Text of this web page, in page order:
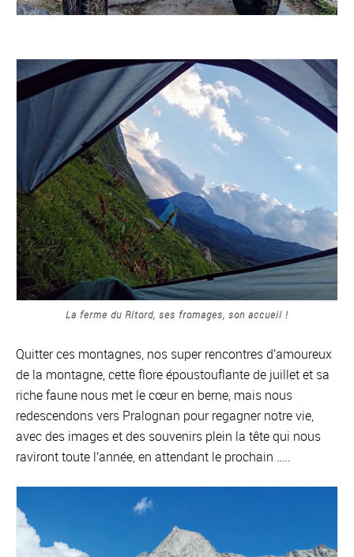
La ferme du Ritord, ses fromages, son accueil !
Quitter ces montagnes, nos super rencontres d’amoureux
de la montagne, cette flore époustouflante de juillet et sa
riche faune nous met le cœur en berne, mais nous
redescendons vers Pralognan pour regagner notre vie,
avec des images et des souvenirs plein la tête qui nous
raviront toute l’année, en attendant le prochain …..